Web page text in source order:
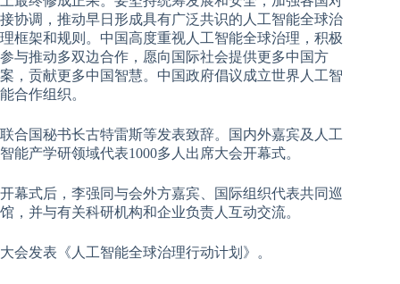
接协调，推动早日形成具有广泛共识的人工智能全球治
理框架和规则。中国高度重视人工智能全球治理，积极
参与推动多双边合作，愿向国际社会提供更多中国方
案，贡献更多中国智慧。中国政府倡议成立世界人工智
能合作组织。
联合国秘书长古特雷斯等发表致辞。国内外嘉宾及人工
智能产学研领域代表1000多人出席大会开幕式。
开幕式后，李强同与会外方嘉宾、国际组织代表共同巡
馆，并与有关科研机构和企业负责人互动交流。
大会发表《人工智能全球治理行动计划》。